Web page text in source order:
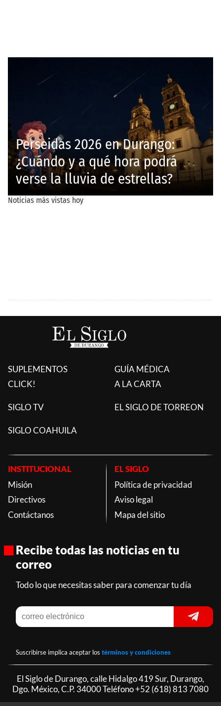
SUPLEMENTOS
CLICK!
GUÍA MÉDICA
A LA CARTA
SIGLO TV EL SIGLO DE TORREON
SIGLO COAHUILA
INSTITUCIONAL
Misión
Directivos
Contáctanos
EL SIGLO
Política de privacidad
Aviso legal
Mapa del sitio
Recibe todas las noticias en tu
correo
Todo lo que necesitas saber para comenzar tu día
Suscribirse implica aceptar los términos y condiciones
El Siglo de Durango, calle Hidalgo 419 Sur, Durango,
Dgo. México, C.P. 34000 Teléfono+52 (618) 813 7080